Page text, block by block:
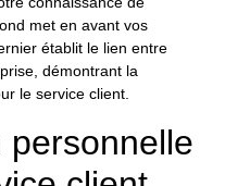
met en avant vos
établit le lien entre
démontrant la
le service client.
personnelle